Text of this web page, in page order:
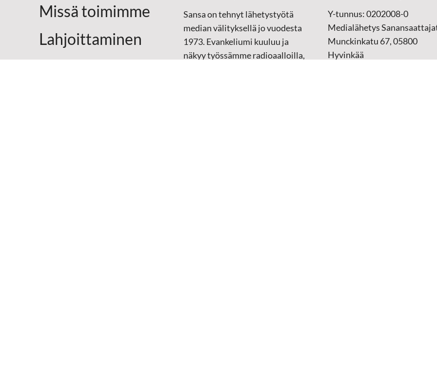
Missä toimimme
Lahjoittaminen
Sansa on tehnyt lähetystyötä
median välityksellä jo vuodesta
1973. Evankeliumi kuuluu ja
näkyy työssämme radioaalloilla,
Y-tunnus: 0202008-0
Medialähetys
Munckinkatu 67, 05800
Hyvinkää